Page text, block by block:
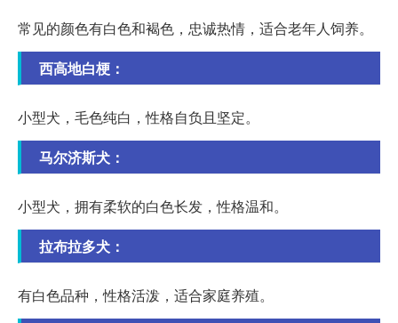
常见的颜色有白色和褐色，忠诚热情，适合老年人饲养。
西高地白梗：
小型犬，毛色纯白，性格自负且坚定。
马尔济斯犬：
小型犬，拥有柔软的白色长发，性格温和。
拉布拉多犬：
有白色品种，性格活泼，适合家庭养殖。